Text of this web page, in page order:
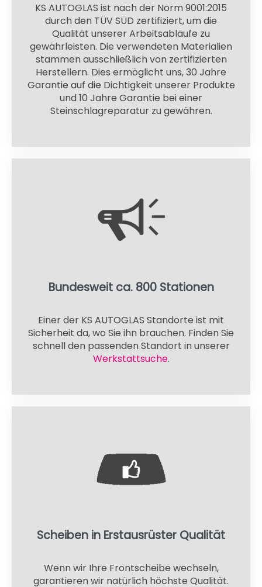
KS AUTOGLAS ist nach der Norm 9001:2015
durch den TÜV SÜD zertifiziert, um die
Qualität unserer Arbeitsabläufe zu
gewährleisten. Die verwendeten Materialien
stammen ausschließlich von zertifizierten
Herstellern. Dies ermöglicht uns, 30 Jahre
Garantie auf die Dichtigkeit unserer Produkte
und 10 Jahre Garantie bei einer
Steinschlagreparatur zu gewähren.
Bundesweit ca. 800 Stationen
Einer der KS AUTOGLAS Standorte ist mit
Sicherheit da, wo Sie ihn brauchen. Finden Sie
schnell den passenden Standort in unserer
Werkstattsuche.
Scheiben in Erstausrüster Qualität
Wenn wir Ihre Frontscheibe wechseln,
garantieren wir natürlich höchste Qualität.